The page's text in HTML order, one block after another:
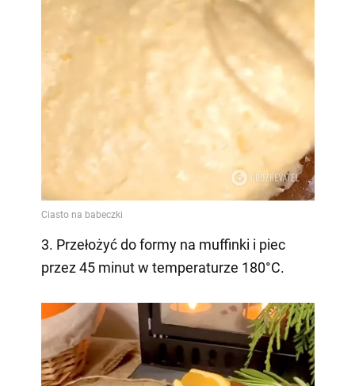
3. Przełożyć do formy na muffinki i piec
przez 45 minut w temperaturze 180°C.